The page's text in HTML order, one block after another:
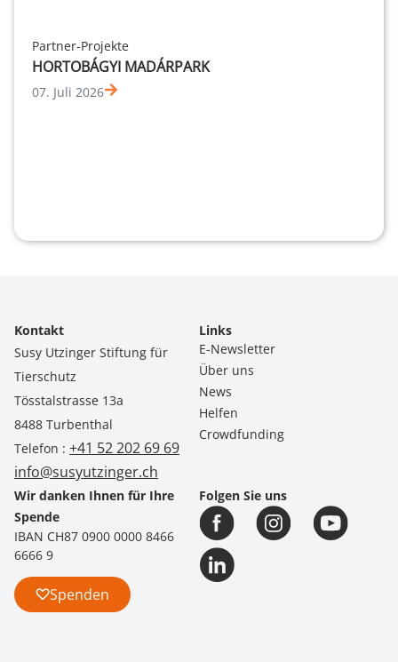
Partner-Projekte
HORTOBÁGYI MADÁRPARK
07. Juli 2026
Kontakt
Susy Utzinger Stiftung für
Tierschutz
Tösstalstrasse 13a
8488 Turbenthal
Telefon : +41 52 202 69 69
info@susyutzinger.ch
Links
E-Newsletter
Über uns
News
Helfen
Crowdfunding
Wir danken Ihnen für Ihre
Spende
IBAN CH87 0900 0000 8466
6666 9
Spenden
Folgen Sie uns